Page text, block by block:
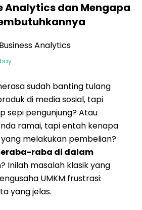
Analytics dan Mengapa
sudah banting tulang
di media sosial, tapi
sepi pengunjung? Atau
ramai, tapi entah kenapa
melakukan pembelian?
raba di dalam
Inilah masalah klasik yang
UMKM frustrasi:
yang jelas.